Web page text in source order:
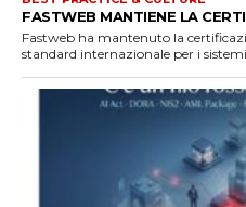
FASTWEB MANTIENE LA
Fastweb ha mantenuto la
standard internazionale per i sistemi